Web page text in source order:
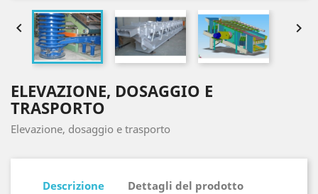
 
ELEVAZIONE, DOSAGGIO E
TRASPORTO
Elevazione, dosaggio e trasporto
Descrizione Dettagli del prodotto